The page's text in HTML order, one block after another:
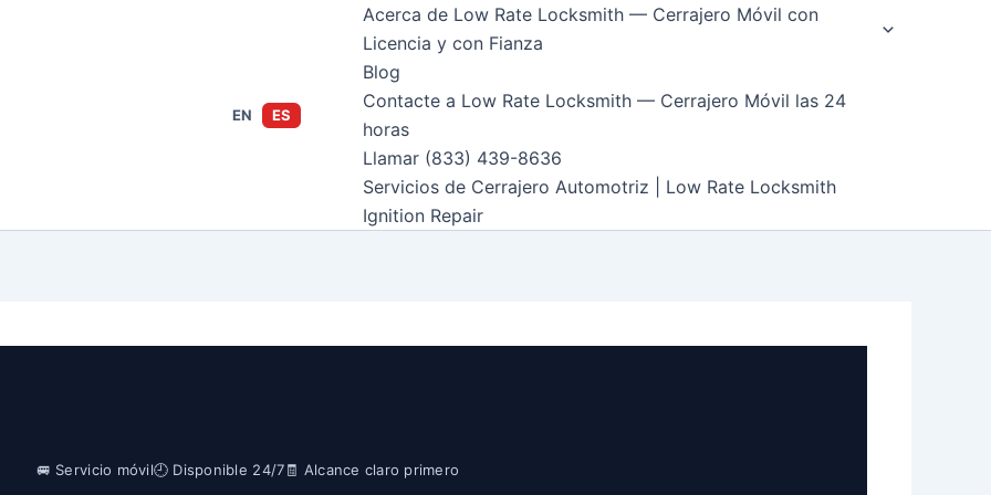
EN ES
Acerca de Low Rate Locksmith — Cerrajero Móvil con
Licencia y con Fianza
Blog
Contacte a Low Rate Locksmith — Cerrajero Móvil las 24
horas
Llamar (833) 439-8636
Servicios de Cerrajero Automotriz | Low Rate Locksmith
Ignition Repair
🚐 Servicio móvil🕘 Disponible 24/7🧾 Alcance claro primero